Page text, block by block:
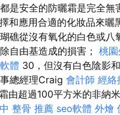
是安全的防曬霜是完全
和應用合適的化妝品來曬
礁從沒有氧化的白色或八
自由基造成的損害； 桃
體 30，但沒有白色陰影
總經理Craig 會計師 經絡
由超過100平方米的非納
整骨 推薦 seo軟體 外燴